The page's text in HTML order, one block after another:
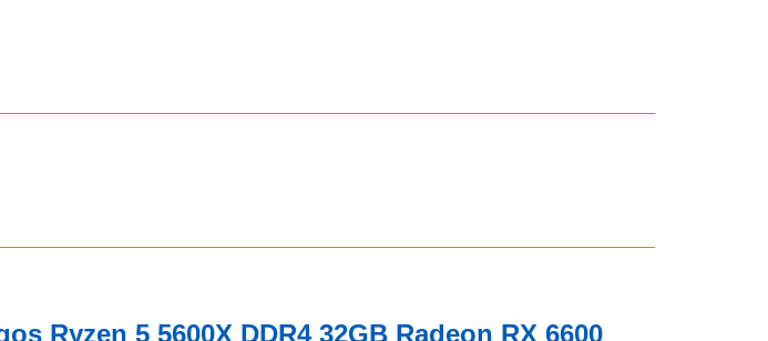
Ryzen 5 5600X DDR4 32GB Radeon RX 6600